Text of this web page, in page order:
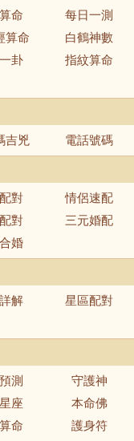
命
每日一測
算命
白鶴神數
卦
指紋算命
吉兇 電話號碼
對
情侶速配
對
三元婚配
婚
解
星區配對
測
守護神
座
本命佛
命 護身符